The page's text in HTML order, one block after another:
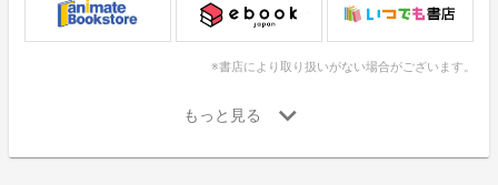
※書店により取り扱いがない場合がございます。